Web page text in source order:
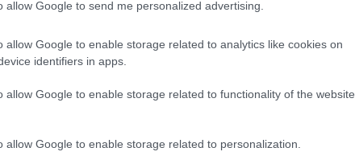
allow Google to send me personalized advertising.
allow Google to enable storage related to analytics like cookies on
identifiers in apps.
allow Google to enable storage related to functionality of the website
allow Google to enable storage related to personalization.
contesti diversi. Il suo profilo combina
e propensione al servizio aggressivo:
di schiacciatricemoderno.